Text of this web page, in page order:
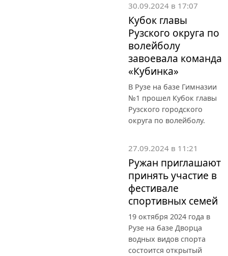
30.09.2024 в 17:07
Кубок главы
Рузского округа по
волейболу
завоевала команда
«Кубинка»
В Рузе на базе Гимназии
№1 прошел Кубок главы
Рузского городского
округа по волейболу.
27.09.2024 в 11:21
Ружан приглашают
принять участие в
фестивале
спортивных семей
19 октября 2024 года в
Рузе на базе Дворца
водных видов спорта
состоится открытый